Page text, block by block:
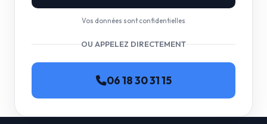
Vos données sont confidentielles
OU APPELEZ DIRECTEMENT
06 18 30 31 15